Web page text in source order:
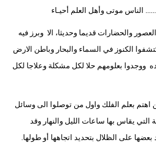
الناس موتى وأهل العلم أحيـاء
والحضارات قديما وحديثا، الا وبرز فيه
الكنوز في السماء والبحار وباطن الارض
ووجدوا بعلومهم حلا لكل مشكلة وعلاجا لكل
اهتم بعلم الفلك واول من توصلوا الى وسائل
يقاس بها ساعات الليل والنهار وقد
على الظلال بتحديد اتجاهها أو طولها.